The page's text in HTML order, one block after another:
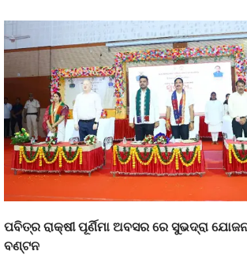
ପବିତ୍ର ରାକ୍ଷୀ ପୂର୍ଣିମା ଅବସର ରେ ସୁଭଦ୍ରା
ବଣ୍ଟନ